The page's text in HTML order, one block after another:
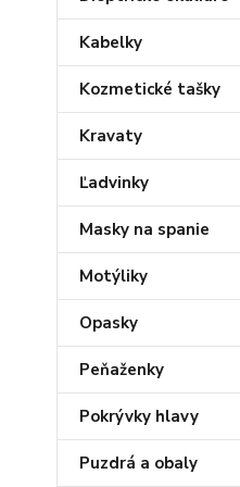
Kabelky
Kozmetické tašky
Kravaty
Ľadvinky
Masky na spanie
Motýliky
Opasky
Peňaženky
Pokrývky hlavy
Puzdrá a obaly